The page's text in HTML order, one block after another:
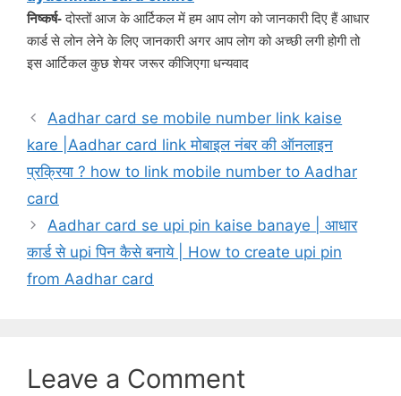
निष्कर्ष-दोस्तों आज के आर्टिकल में हम आप लोग को जानकारी दिए हैं आधार
कार्ड से लोन लेने के लिए जानकारी अगर आप लोग को अच्छी लगी होगी तो
इस आर्टिकल कुछ शेयर जरूर कीजिएगा धन्यवाद
Aadhar card se mobile number link kaise
kare |Aadhar card link मोबाइल नंबर की ऑनलाइन
प्रक्रिया ? how to link mobile number to Aadhar
card
Aadhar card se upi pin kaise banaye | आधार
कार्ड से upi पिन कैसे बनाये | How to create upi pin
from Aadhar card
Leave a Comment